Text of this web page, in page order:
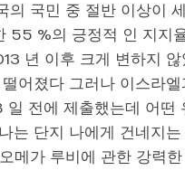
국민 중 절반 이상이
55 %의 긍정적 인 지지
년 이후 크게 변하지
어졌다 그러나 이스라
전에 제출했는데 어떤
는 단지 나에게 건네지
메가 루비에 관한 강력